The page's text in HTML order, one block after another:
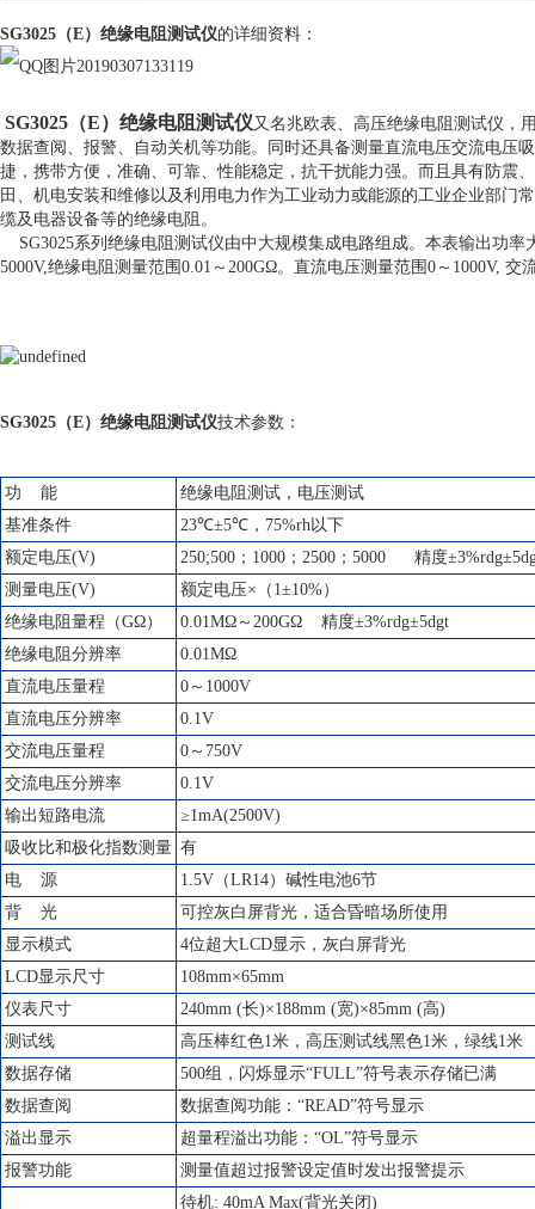
SG3025（E）绝缘电阻测试仪的详细资料：
SG3025（E）绝缘电阻测试仪 又名兆欧表、高压绝缘电阻测试仪，
数据查阅、报警、自动关机等功能。同时还具备测量直流电压交流电压
捷，携带方便，准确、可靠、性能稳定，抗干扰能力强。而且具有防震
田、机电安装和维修以及利用电力作为工业动力或能源的工业企业部
缆及电器设备等的绝缘电阻。
SG3025系列绝缘电阻测试仪由中大规模集成电路组成。本表输出功
5000V,绝缘电阻测量范围0.01～200GΩ。直流电压测量范围0～1000V, 交
SG3025（E）绝缘电阻测试仪技术参数：
功 能
绝缘电阻测试，电压测试
基准条件
23℃±5℃，75%rh以下
额定电压(V)
250;500；1000；2500；5000 精度
测量电压(V)
额定电压×（1±10%）
绝缘电阻量程（GΩ）
0.01MΩ～200GΩ 精度±3%rdg±5dgt
绝缘电阻分辨率
0.01MΩ
直流电压量程
0～1000V
直流电压分辨率
0.1V
交流电压量程
0～750V
交流电压分辨率
0.1V
输出短路电流
≥1mA(2500V)
吸收比和极化指数测量 有
电 源
1.5V（LR14）碱性电池6节
背 光
可控灰白屏背光，适合昏暗场所使用
显示模式
4位超大LCD显示，灰白屏背光
LCD显示尺寸
108mm×65mm
仪表尺寸
240mm (长)×188mm (宽)×85mm (高)
测试线
高压棒红色1米，高压测试线黑色1米，绿线1米
数据存储
500组，闪烁显示“FULL”符号表示存储已满
数据查阅
数据查阅功能：“READ”符号显示
溢出显示
超量程溢出功能：“OL”符号显示
报警功能
测量值超过报警设定值时发出报警提示
待机: 40mA Max(背光关闭)